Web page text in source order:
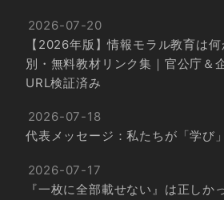
2026-07-20
【2026年版】情報モラル教育は
別・無料教材リンク集｜官公庁＆
URL検証済み
2026-07-18
代表メッセージ：私たちが「学び
2026-07-17
『一枚に全部載せない』は正しか